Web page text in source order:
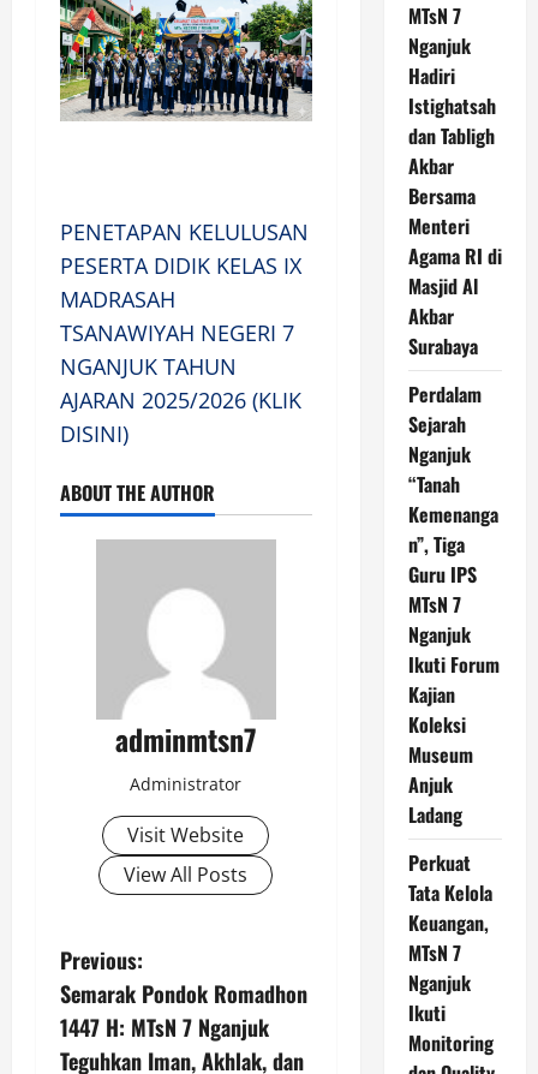
PENETAPAN KELULUSAN
PESERTA DIDIK KELAS IX
MADRASAH
TSANAWIYAH NEGERI 7
NGANJUK TAHUN
AJARAN 2025/2026 (KLIK
DISINI)
ABOUT THE AUTHOR
adminmtsn7
Administrator
Visit Website
View All Posts
P
o
Previous:
Semarak Pondok Romadhon
1447 H: MTsN 7 Nganjuk
Teguhkan Iman, Akhlak, dan
MTsN 7
Nganjuk
Hadiri
Istighatsah
dan Tabligh
Akbar
Bersama
Menteri
Agama RI di
Masjid Al
Akbar
Surabaya
Perdalam
Sejarah
Nganjuk
“Tanah
Kemenanga
n”, Tiga
Guru IPS
MTsN 7
Nganjuk
Ikuti Forum
Kajian
Koleksi
Museum
Anjuk
Ladang
Perkuat
Tata Kelola
Keuangan,
MTsN 7
Nganjuk
Ikuti
Monitoring